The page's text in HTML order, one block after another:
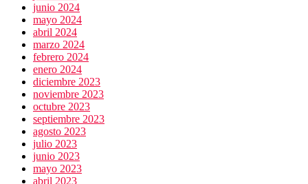
junio 2024
mayo 2024
abril 2024
marzo 2024
febrero 2024
enero 2024
diciembre 2023
noviembre 2023
octubre 2023
septiembre 2023
agosto 2023
julio 2023
junio 2023
mayo 2023
abril 2023